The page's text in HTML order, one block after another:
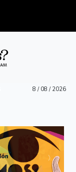
8 / 08 / 2026
Anterior